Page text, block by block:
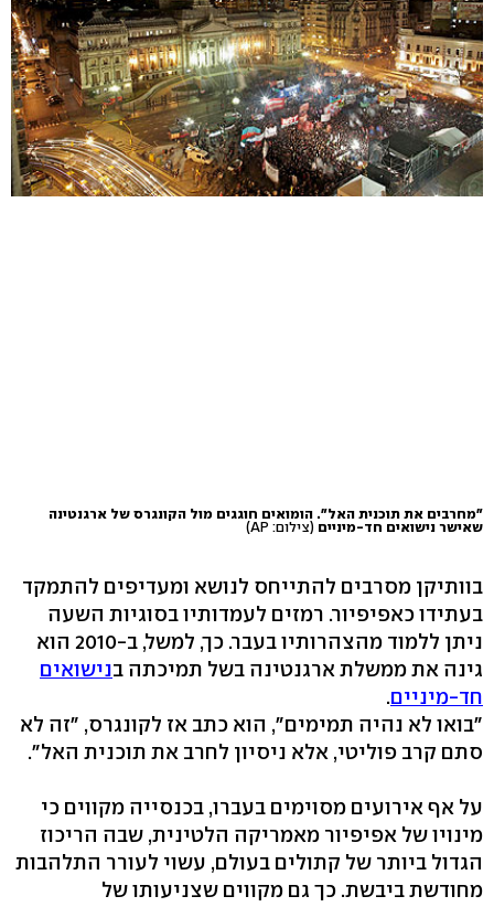
"מחרבים את תוכנית האל". הומואים חוגגים מול הקונגרס של ארגנטינה
שאישר נישואים חד-מיניים (צילום: AP)
בוותיקן מסרבים להתייחס לנושא ומעדיפים להתמקד
בעתידו כאפיפיור. רמזים לעמדותיו בסוגיות השעה
ניתן ללמוד מהצהרותיו בעבר. כך, למשל, ב-2010 הוא
גינה את ממשלת ארגנטינה בשל תמיכתה בנישואים
חד-מיניים.
"בואו לא נהיה תמימים", הוא כתב אז לקונגרס, "זה לא
סתם קרב פוליטי, אלא ניסיון לחרב את תוכנית האל".
על אף אירועים מסוימים בעברו, בכנסייה מקווים כי
מינויו של אפיפיור מאמריקה הלטינית, שבה הריכוז
הגדול ביותר של קתולים בעולם, עשוי לעורר התלהבות
מחודשת ביבשת. כך גם מקווים שצניעותו של